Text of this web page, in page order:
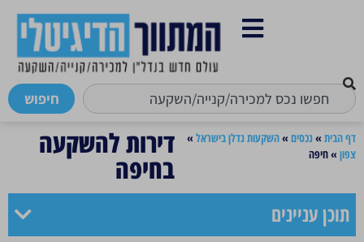
חיפוש
דף הבית »נכסים »השקעות נדלן בישראל »
צפון »חיפה דירות להשקעה
בחיפה
תוכן עניינים